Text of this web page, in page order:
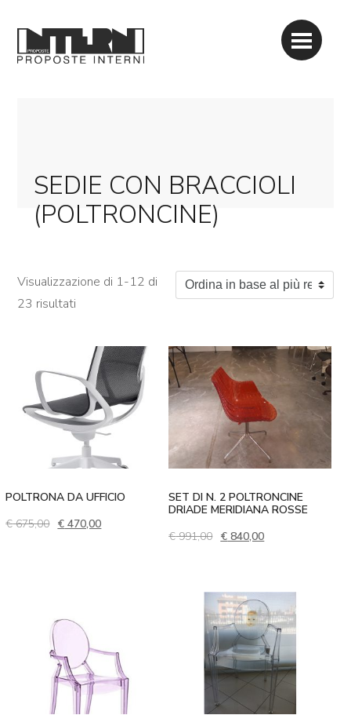
SEDIE CON BRACCIOLI
(POLTRONCINE)
Visualizzazione di 1-12 di
23 risultati Ordina in base al più recente
POLTRONA DA UFFICIO
€675,00 Il prezzo originale era: € 675,00.
€ 470,00Il prezzo attuale è: € 470,00.
SET DI N. 2 POLTRONCINE
DRIADE MERIDIANA ROSSE
€991,00 Il prezzo originale era: €
€ 840,00Il prezzo attuale